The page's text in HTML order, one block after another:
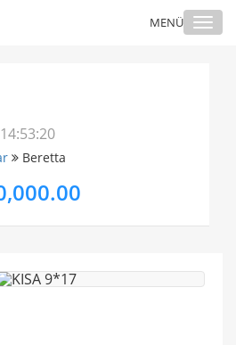
MENÜ
Beretta